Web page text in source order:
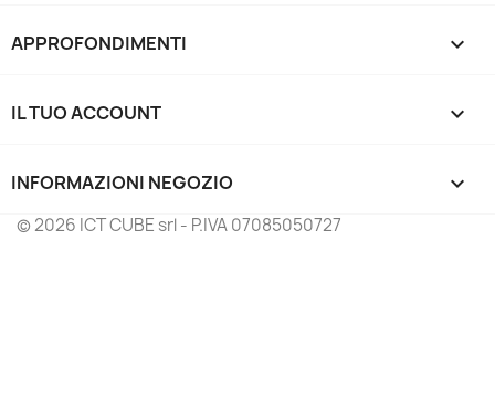
APPROFONDIMENTI 
IL TUO ACCOUNT 
INFORMAZIONI NEGOZIO keyboard_arrow_down
© 2026 ICT CUBE srl - P.IVA 07085050727